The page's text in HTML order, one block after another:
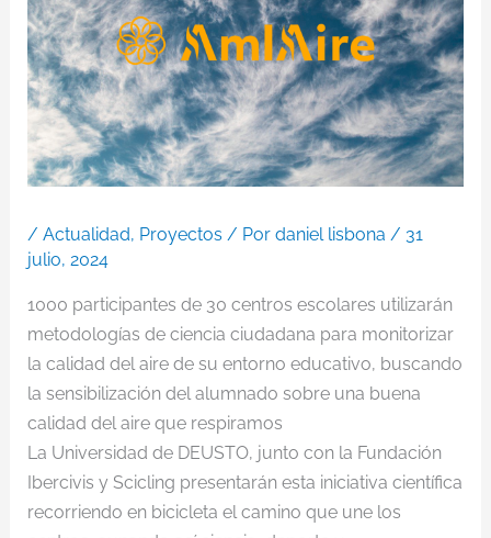
/ Actualidad, Proyectos / Por daniel lisbona / 31
julio, 2024
1000 participantes de 30 centros escolares utilizarán
metodologías de ciencia ciudadana para monitorizar
la calidad del aire de su entorno educativo, buscando
la sensibilización del alumnado sobre una buena
calidad del aire que respiramos
La Universidad de DEUSTO, junto con la Fundación
Ibercivis y Scicling presentarán esta iniciativa científica
recorriendo en bicicleta el camino que une los